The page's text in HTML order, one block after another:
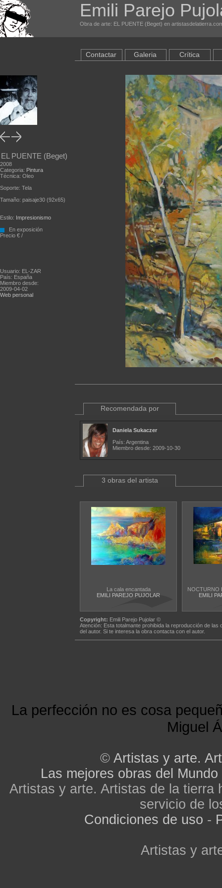
Emili Parejo
Obra de arte: EL PUENTE (Beget) en
EL PUENTE (Beget)
2008
Categoria: Pintura
Técnica: Oleo
Soporte: Tela
Tamaño: paisaje30 (92x65)
Estilo: Impresionismo
En exposición
Precio € /
Usuario: EL-ZAR
País: España
Miembro desde:
2009-04-02
Web personal
Contactar Galeria Crítica
Recomendada por
Daniela Sukaczer
País: Argentina
Miembro desde: 2009-10-30
3 obras del artista
La cala encantada
EMILI PAREJO PUJOLAR
NOCTURNO
EMILI
Copyright: Emili Parejo Pujolar ©
Atención: Esta totalmante prohibida la reproducción de
del autor. Si te interesa la obra contacta con el autor.
La perfección no es cosa
Miguel
© Artistas y arte.
Las mejores obras del Mundo
Artistas y arte. Artistas de la tierra
servicio de
Condiciones de uso -
Artistas y